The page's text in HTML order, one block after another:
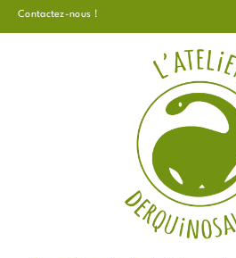
Aller
Contactez-nous !